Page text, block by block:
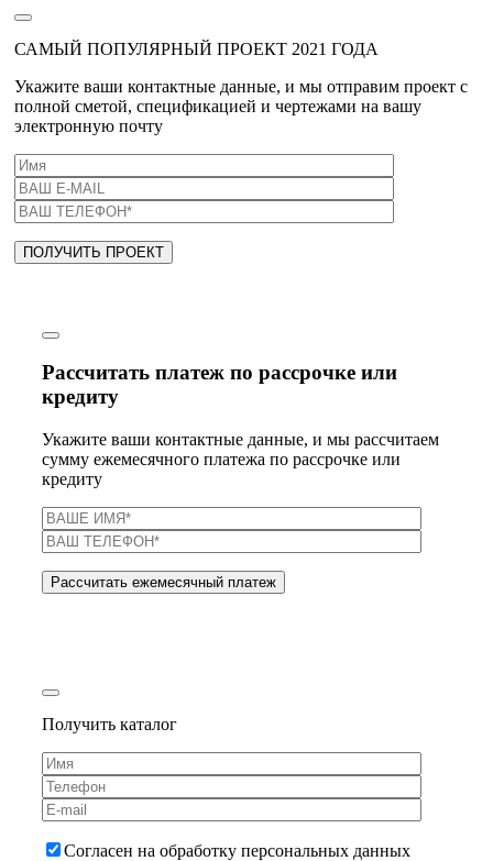
САМЫЙ ПОПУЛЯРНЫЙ ПРОЕКТ 2021 ГОДА
Укажите ваши контактные данные, и мы отправим проект с
полной сметой, спецификацией и чертежами на вашу
электронную почту
Рассчитать платеж по рассрочке или
кредиту
Укажите ваши контактные данные, и мы рассчитаем
сумму ежемесячного платежа по рассрочке или
кредиту
Получить каталог
Согласен на обработку персональных данных